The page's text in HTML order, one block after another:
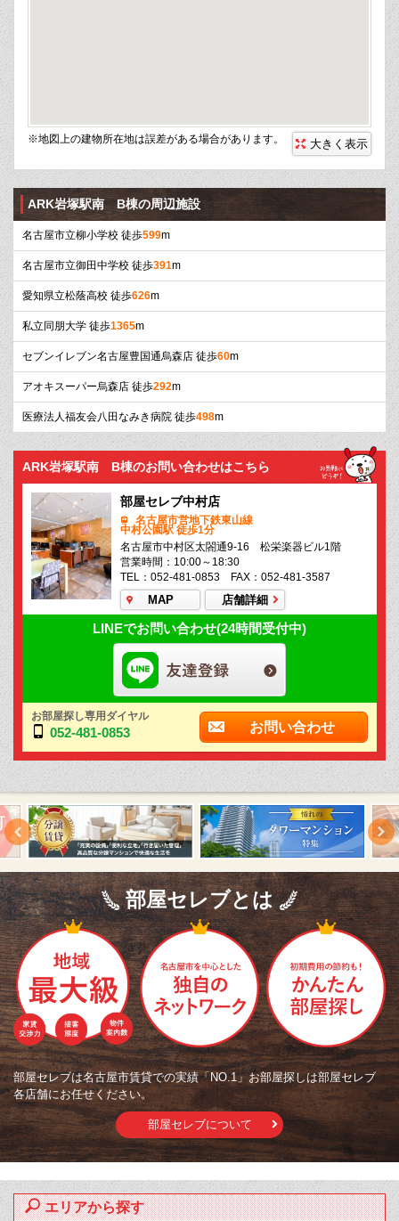
※地図上の建物所在地は誤差がある場合があります。 大きく表示
ARK岩塚駅南 B棟の周辺施設
名古屋市立柳小学校 徒歩599m
名古屋市立御田中学校 徒歩391m
愛知県立松蔭高校 徒歩626m
私立同朋大学 徒歩1365m
セブンイレブン名古屋豊国通烏森店 徒歩60m
アオキスーパー烏森店 徒歩292m
医療法人福友会八田なみき病院 徒歩498m
ARK岩塚駅南 B棟のお問い合わせはこちら
部屋セレブ中村店
名古屋市営地下鉄東山線
中村公園駅 徒歩1分
名古屋市中村区太閤通9-16 松栄楽器ビル1階
営業時間：10:00～18:30
TEL：052-481-0853 FAX：052-481-3587
MAP 店舗詳細
LINEでお問い合わせ(24時間受付中)
お部屋探し専用ダイヤル
052-481-0853 お問い合わせ
部屋セレブとは
部屋セレブは名古屋市賃貸での実績「NO.1」お部屋探しは部屋セレブ
各店舗にお任せください。
部屋セレブについて
エリアから探す